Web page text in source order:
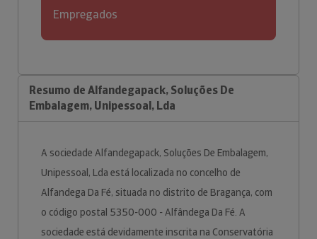
Empregados
Resumo de Alfandegapack, Soluções De
Embalagem, Unipessoal, Lda
A sociedade Alfandegapack, Soluções De Embalagem,
Unipessoal, Lda está localizada no concelho de
Alfandega Da Fé, situada no distrito de Bragança, com
o código postal 5350-000 - Alfândega Da Fé. A
sociedade está devidamente inscrita na Conservatória